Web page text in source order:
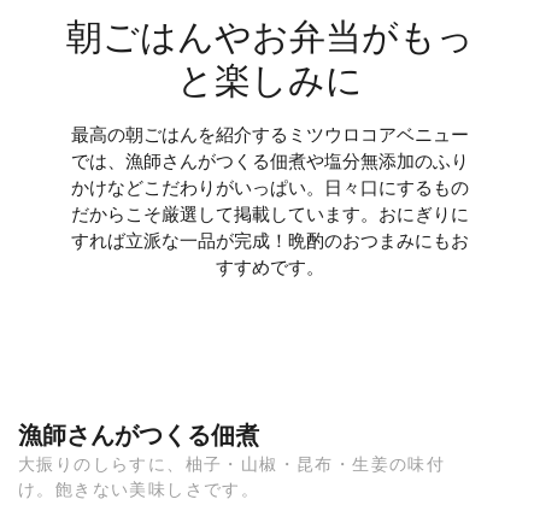
朝ごはんやお弁当がもっ
と楽しみに
最高の朝ごはんを紹介するミツウロコアベニュー
では、漁師さんがつくる佃煮や塩分無添加のふり
かけなどこだわりがいっぱい。日々口にするもの
だからこそ厳選して掲載しています。おにぎりに
すれば立派な一品が完成！晩酌のおつまみにもお
すすめです。
漁師さんがつくる佃煮
大振りのしらすに、柚子・山椒・昆布・生姜の味付
け。飽きない美味しさです。